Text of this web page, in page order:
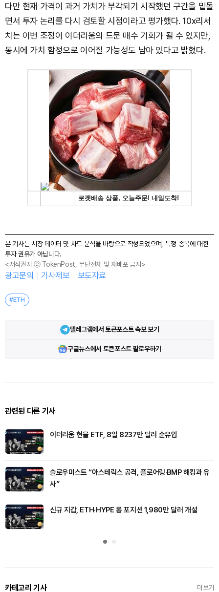
다만 현재 가격이 과거 가치가 부각되기 시작했던 구간을 밑돌
면서 투자 논리를 다시 검토할 시점이라고 평가했다. 10x리서
치는 이번 조정이 이더리움의 드문 매수 기회가 될 수 있지만,
동시에 가치 함정으로 이어질 가능성도 남아 있다고 밝혔다.
본 기사는 시장 데이터 및 차트 분석을 바탕으로 작성되었으며, 특정 종목에 대한
투자 권유가 아닙니다.
<저작권자 ⓒ TokenPost, 무단전재 및 재배포 금지>
광고문의 기사제보 보도자료
#ETH
텔레그램에서 토큰포스트 속보 보기
구글뉴스에서 토큰포스트 팔로우하기
관련된 다른 기사
이더리움 현물 ETF, 8일 8237만 달러 순유입
슬로우미스트 “아스테릭스 공격, 플로어링·BMP 해킹과 유
사”
신규 지갑, ETH·HYPE 롱 포지션 1,980만 달러 개설
카테고리 기사 더보기